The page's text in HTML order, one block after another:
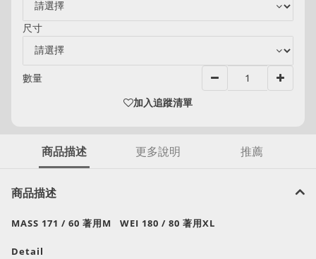
尺寸
數量
加入追蹤清單
商品描述 更多說明 推薦
商品描述
MASS 171 / 60 著用M WEI 180 / 80 著用XL
Detail